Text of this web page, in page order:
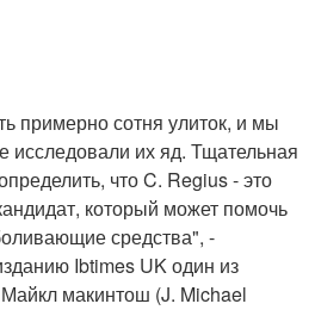
примерно сотня улиток, и мы
исследовали их яд. Тщательная
что C. Regius - это
который может помочь
средства", -
Ibtimes UK один из
макинтош (J. Michael